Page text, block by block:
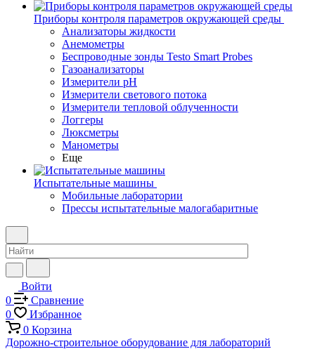
Приборы контроля параметров окружающей среды
Анализаторы жидкости
Анемометры
Беспроводные зонды Testo Smart Probes
Газоанализаторы
Измерители pH
Измерители светового потока
Измерители тепловой облученности
Логгеры
Люксметры
Манометры
Еще
Испытательные машины
Мобильные лаборатории
Прессы испытательные малогабаритные
Войти
0
Сравнение
0
Избранное
0 Корзина
Дорожно-строительное оборудование для лабораторий